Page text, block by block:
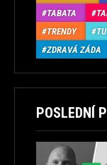
TABATA
TRENDY
ZDRAVÁ ZÁDA
POSLEDNÍ